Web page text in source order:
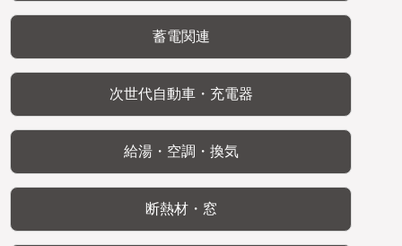
蓄電関連
次世代自動車・充電器
給湯・空調・換気
断熱材・窓